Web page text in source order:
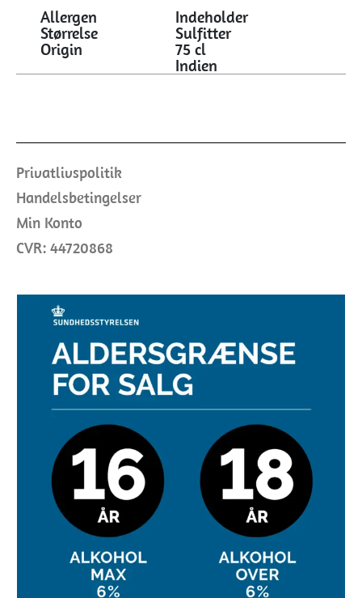
Allergen
Størrelse
Origin
Indeholder
Sulfitter
75 cl
Indien
Privatlivspolitik
Handelsbetingelser
Min Konto
CVR: 44720868